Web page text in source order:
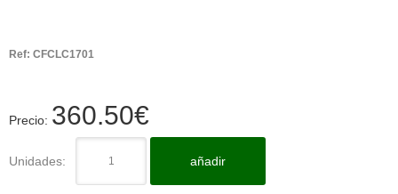
Ref: CFCLC1701
Precio: 360.50€
Unidades: añadir